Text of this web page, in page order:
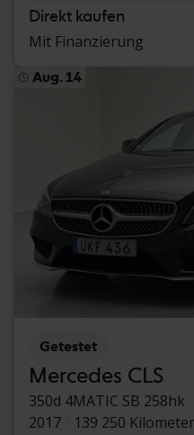
Direkt kaufen
Mit Finanzierung
Aug. 14
Getestet
Mercedes CLS
350d 4MATIC SB 258hk
2017
139 250 Kilometer